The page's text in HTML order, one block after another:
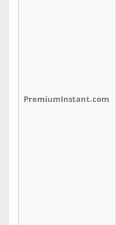
PremiumInstant.com